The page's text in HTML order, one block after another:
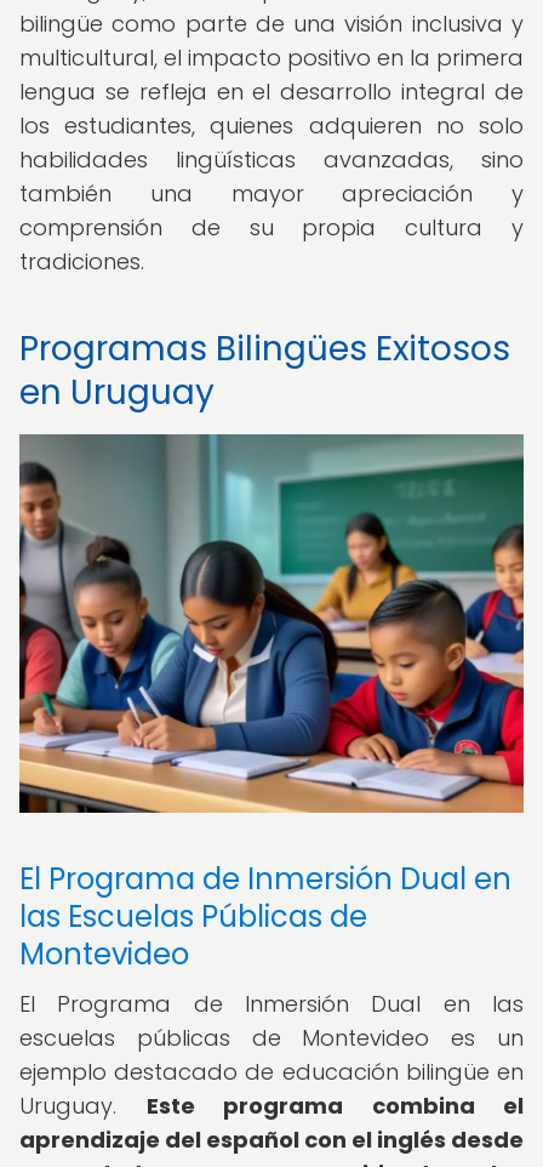
bilingüe como parte de una visión inclusiva y
multicultural, el impacto positivo en la primera
lengua se refleja en el desarrollo integral de
los estudiantes, quienes adquieren no solo
habilidades lingüísticas avanzadas, sino
también una mayor apreciación y
comprensión de su propia cultura y
tradiciones.
Programas Bilingües Exitosos
en Uruguay
El Programa de Inmersión Dual en
las Escuelas Públicas de
Montevideo
El Programa de Inmersión Dual en las
escuelas públicas de Montevideo es un
ejemplo destacado de educación bilingüe en
Uruguay. Este programa combina el
aprendizaje del español con el inglés desde